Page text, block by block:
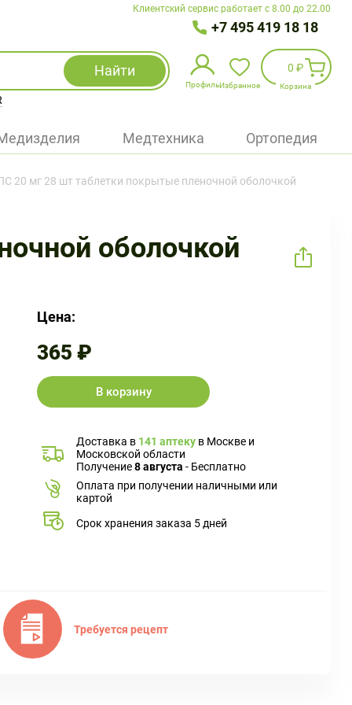
Клиентский сервис работает с 8.00 до 22.00
+7 495 419 18 18
Найти
Медицинская техника (приборы)
Профиль
Избранное
Войти
Избранное
0 ₽
Корзина
Медтехника Ортопедия
20 мг 28 шт таблетки покрытые пленочной оболочкой
оболочкой
Цена:
365 ₽
В корзину
Доставка в 141 аптеку в Москве и
Московской области
Получение8 августа - Бесплатно
Оплата при получении наличными или
картой
Срок хранения заказа 5 дней
Требуется рецепт